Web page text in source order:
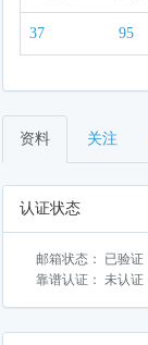
37 95
资料 关注
认证状态
邮箱状态： 已验证
靠谱认证： 未认证